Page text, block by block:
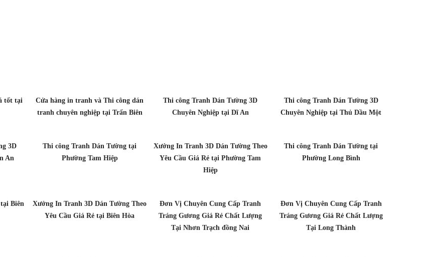
tốt tại
Cửa hàng in tranh và Thi công dán
tranh chuyên nghiệp tại Trấn Biên
Thi công Tranh Dán Tường 3D
Chuyên Nghiệp tại Dĩ An
Thi công Tranh Dán Tường 3D
Chuyên Nghiệp tại Thủ Dầu Một
3D
An
Thi công Tranh Dán Tường tại
Phường Tam Hiệp
Xưởng In Tranh 3D Dán Tường Theo
Yêu Cầu Giá Rẻ tại Phường Tam
Hiệp
Thi công Tranh Dán Tường tại
Phường Long Bình
Biên
Xưởng In Tranh 3D Dán Tường Theo
Yêu Cầu Giá Rẻ tại Biên Hòa
Đơn Vị Chuyên Cung Cấp Tranh
Tráng Gương Giá Rẻ Chất Lượng
Tại Nhơn Trạch đồng Nai
Đơn Vị Chuyên Cung Cấp Tranh
Tráng Gương Giá Rẻ Chất Lượng
Tại Long Thành